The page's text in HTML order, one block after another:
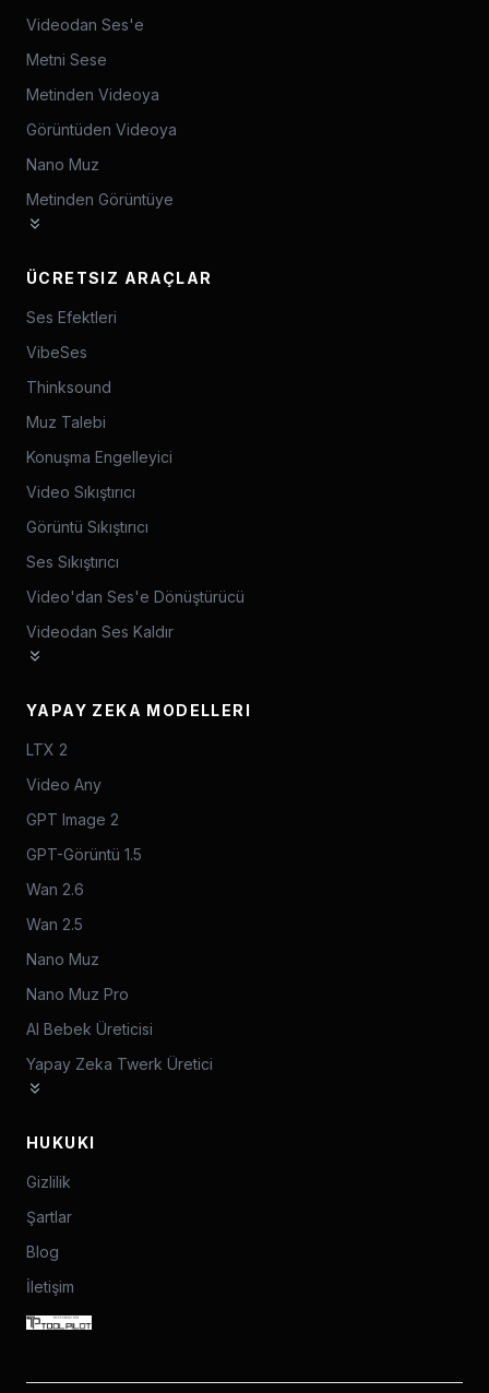
Videodan Ses'e
Metni Sese
Metinden Videoya
Görüntüden Videoya
Nano Muz
Metinden Görüntüye
ÜCRETSIZ ARAÇLAR
Ses Efektleri
VibeSes
Thinksound
Muz Talebi
Konuşma Engelleyici
Video Sıkıştırıcı
Görüntü Sıkıştırıcı
Ses Sıkıştırıcı
Video'dan Ses'e Dönüştürücü
Videodan Ses Kaldır
YAPAY ZEKA MODELLERI
LTX 2
Video Any
GPT Image 2
GPT-Görüntü 1.5
Wan 2.6
Wan 2.5
Nano Muz
Nano Muz Pro
AI Bebek Üreticisi
Yapay Zeka Twerk Üretici
HUKUKI
Gizlilik
Şartlar
Blog
İletişim